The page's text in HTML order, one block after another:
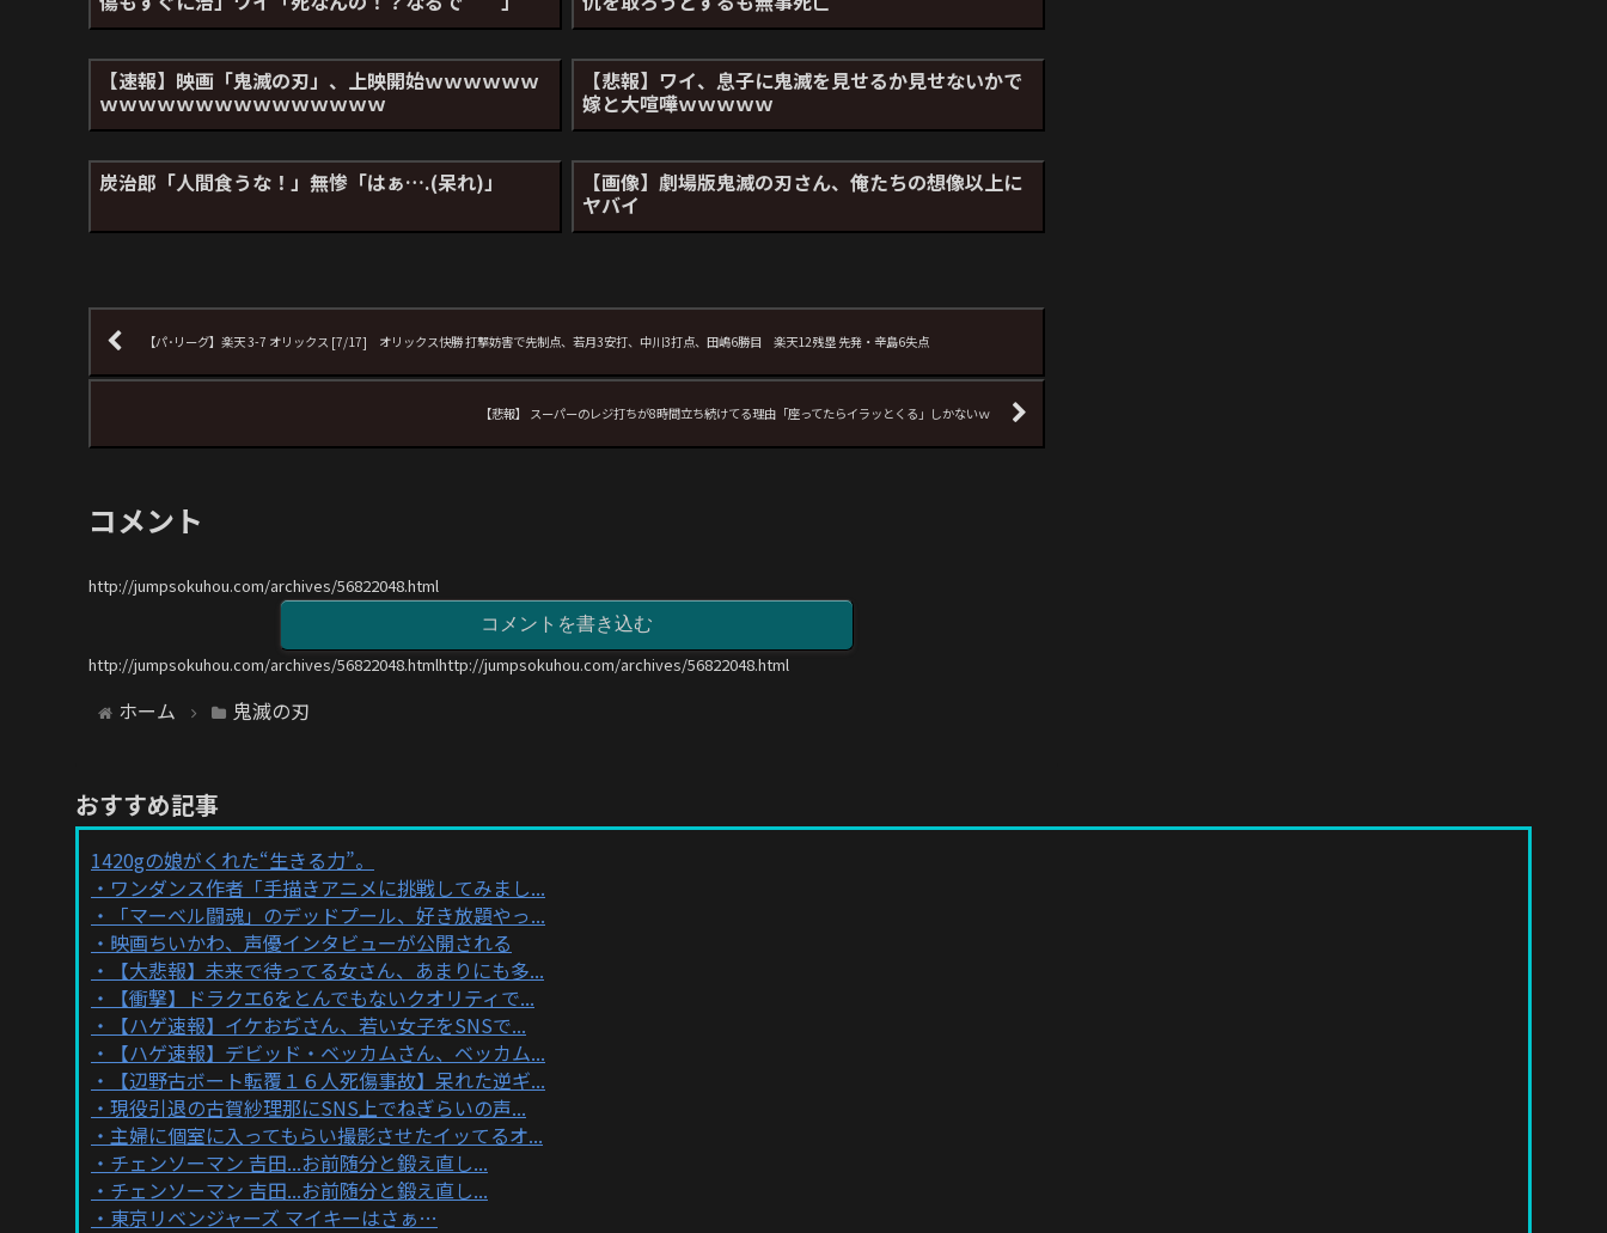
【速報】映画「鬼滅の刃」、上映開始ｗｗｗｗｗｗ
ｗｗｗｗｗｗｗｗｗｗｗｗｗｗｗ
【悲報】ワイ、息子に鬼滅を見せるか見せないかで
嫁と大喧嘩ｗｗｗｗｗ
炭治郎「人間食うな！」無惨「はぁ….(呆れ)」 【画像】劇場版鬼滅の刃さん、俺たちの想像以上に
ヤバイ
【パ･リーグ】楽天 3-7 オリックス [7/17] オリックス快勝 打撃妨害で先制点、若月3安打、中川3打点、田嶋6勝目 楽天12残塁 先発・辛島6失点
【悲報】 スーパーのレジ打ちが8時間立ち続けてる理由「座ってたらイラッとくる」しかないｗ
コメント
http://jumpsokuhou.com/archives/56822048.html
コメントを書き込む
http://jumpsokuhou.com/archives/56822048.htmlhttp://jumpsokuhou.com/archives/56822048.html
ホーム 鬼滅の刃
おすすめ記事
1420gの娘がくれた“生きる力”。
ワンダンス作者「手描きアニメに挑戦してみまし...
「マーベル闘魂」のデッドプール、好き放題やっ...
映画ちいかわ、声優インタビューが公開される
【大悲報】未来で待ってる女さん、あまりにも多...
【衝撃】ドラクエ6をとんでもないクオリティで...
【ハゲ速報】イケおぢさん、若い女子をSNSで...
【ハゲ速報】デビッド・ベッカムさん、ベッカム...
【辺野古ボート転覆１６人死傷事故】呆れた逆ギ...
現役引退の古賀紗理那にSNS上でねぎらいの声...
主婦に個室に入ってもらい撮影させたイッてるオ...
チェンソーマン 吉田...お前随分と鍛え直し...
チェンソーマン 吉田...お前随分と鍛え直し...
東京リベンジャーズ マイキーはさぁ…